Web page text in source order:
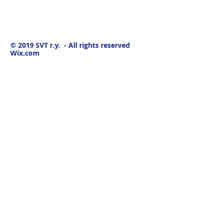
© 2019 SVT r.y. - All rights reserved
Wix.com